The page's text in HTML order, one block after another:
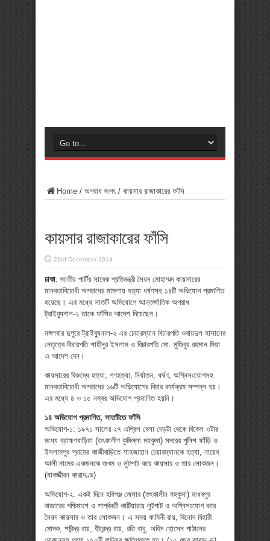
Home / অপরাধ জগৎ/ কায়সার রাজাকারের ফাঁসি
কায়সার রাজাকারের ফাঁসি
23rd December 2014
ঢাকা: জাতীয় পার্টির সাবেক প্রতিমন্ত্রী সৈয়দ মোহাম্মদ কায়সারের
মানবতাবিরোধী অপরাধের মামলায় হত্যা ধর্ষণসহ ১৪টি অভিযোগ প্রমাণিত
হয়েছে। এর মধ্যে সাতটি অভিযোগে আন্তর্জাতিক অপরাধ
ট্রাইব্যুনাল-২ তাকে ফাঁসির আদেশ দিয়েছেন।
মঙ্গলবার দুপুরে ট্রাইব্যুনাল-২ এর চেয়ারম্যান বিচারপতি ওবায়দুল হাসানের
নেতৃত্বে বিচারপতি শাহীনুর ইসলাম ও বিচারপতি মো. মুজিবুর রহমান মিয়া
এ আদেশ দেন।
কায়সারের বিরুদ্ধে হত্যা, গণহত্যা, নির্যাতন, ধর্ষণ, অগ্নিসংযোগসহ
মানবতাবিরোধী অপরাধের ১৬টি অভিযোগের বিচার কার্যক্রম সম্পন্ন হয়।
এর মধ্যে ৪ ও ১৫ নম্বর অভিযোগ প্রমাণিত হয়নি।
১৪ অভিযোগ প্রমাণিত, সাতটিতে ফাঁসি
অভিযোগ-১: ১৯৭১ সালের ২৭ এপ্রিল বেলা দেড়টা থেকে বিকেল ৩টার
মধ্যে ব্রাহ্মণবাড়িয়া (তৎকালীণ কুমিল্লা মহকুমা) সদরের পুলিশ ফাঁড়ি ও
ইসলামপুর গ্রামের কাজীবাড়িতে শাহজাহান চেয়ারম্যানকে হত্যা, নায়েব
আলী নামের একজনকে জখম ও লুটপাট করে কায়সার ও তার লোকজন।
(যাবজ্জীবন কারাদণ্ড)
অভিযোগ-২: একই দিনে হবিগঞ্জ জেলার (তৎকালীন মহকুমা) মাধবপুর
বাজারের পশ্চিমাংশ ও পার্শ্ববর্তী কাটিয়ারায় লুটপাট ও অগ্নিসংযোগ করে
সৈয়দ কায়সার ও তার লোকজন। এ সময় কামিনী রায়, বিনোদ বিহারী
মোদক, শচীন্দ্র রায়, হীরেন্দ্র রায়, রতি বাবু, অহিদ হোসেন পাঠানের